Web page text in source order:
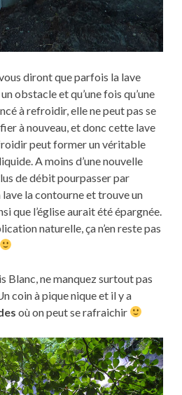
diront que parfois la lave
obstacle et qu’une fois qu’une
à refroidir, elle ne peut pas se
à nouveau, et donc cette lave
peut former un véritable
A moins d’une nouvelle
de débit pourpasser par
la contourne et trouve un
que l’église aurait été épargnée.
naturelle, ça n’en reste pas
Blanc, ne manquez surtout pas
coin à pique nique et il y a
où on peut se rafraichir